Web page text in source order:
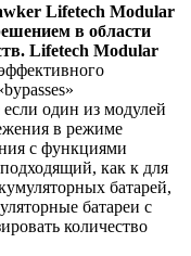
Lifetech Modular
в области
Lifetech Modular
один из модулей
в режиме
с функциями
как к для
батарей,
батареи с
количество